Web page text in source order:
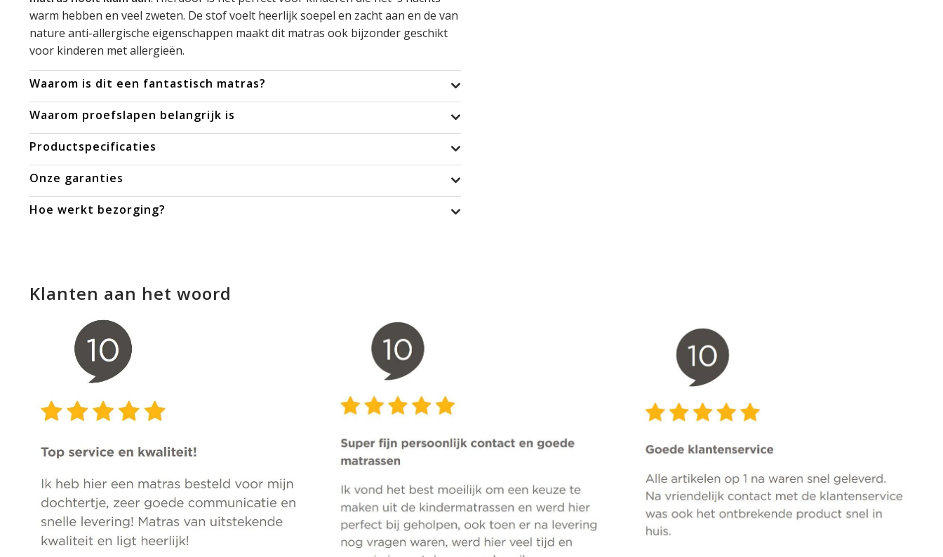
warm hebben en veel zweten. De stof voelt heerlijk soepel en zacht aan en de van
nature anti-allergische eigenschappen maakt dit matras ook bijzonder geschikt
voor kinderen met allergieën.
Waarom is dit een fantastisch matras?
Waarom proefslapen belangrijk is
Productspecificaties
Onze garanties
Hoe werkt bezorging?
Klanten aan het woord